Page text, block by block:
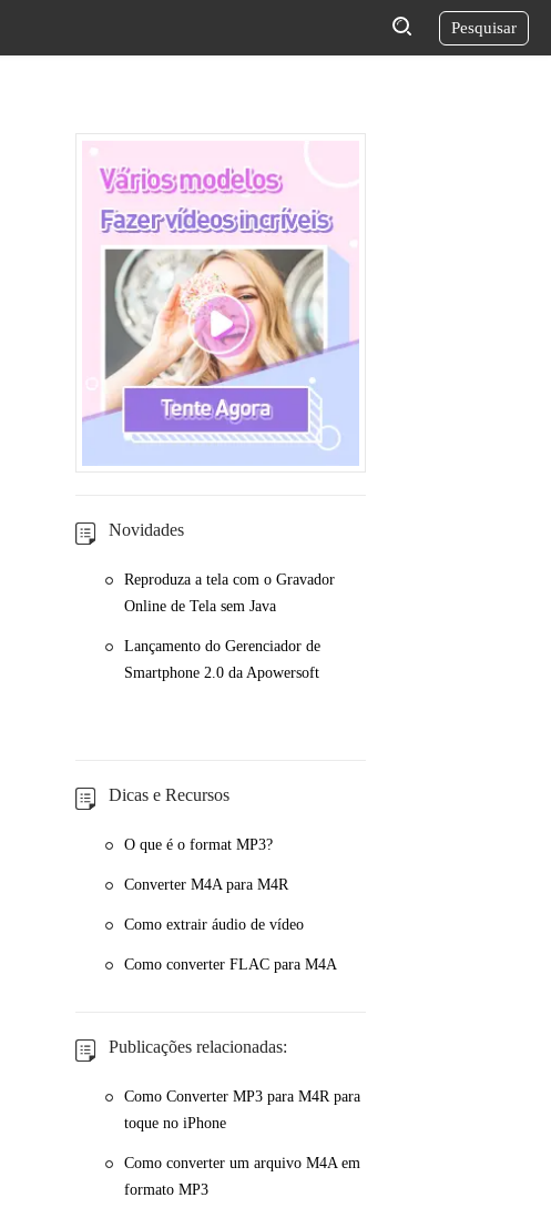
Pesquisar
Novidades
Reproduza a tela com o Gravador
Online de Tela sem Java
Lançamento do Gerenciador de
Smartphone 2.0 da Apowersoft
Dicas e Recursos
O que é o format MP3?
Converter M4A para M4R
Como extrair áudio de vídeo
Como converter FLAC para M4A
Publicações relacionadas:
Como Converter MP3 para M4R para
toque no iPhone
Como converter um arquivo M4A em
formato MP3